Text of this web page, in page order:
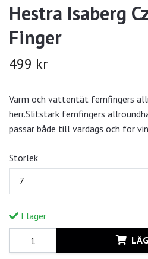
Hestra Isaberg
Finger
499 kr
Varm och vattentät femfingers
herr.Slitstark femfingers
passar både till vardags och för
Storlek
7
I lager